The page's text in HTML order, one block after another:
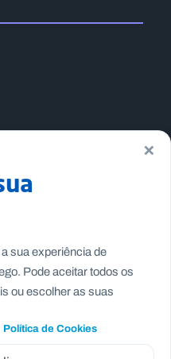
×
sua experiência de
Pode aceitar todos os
ou escolher as suas
Política de Cookies